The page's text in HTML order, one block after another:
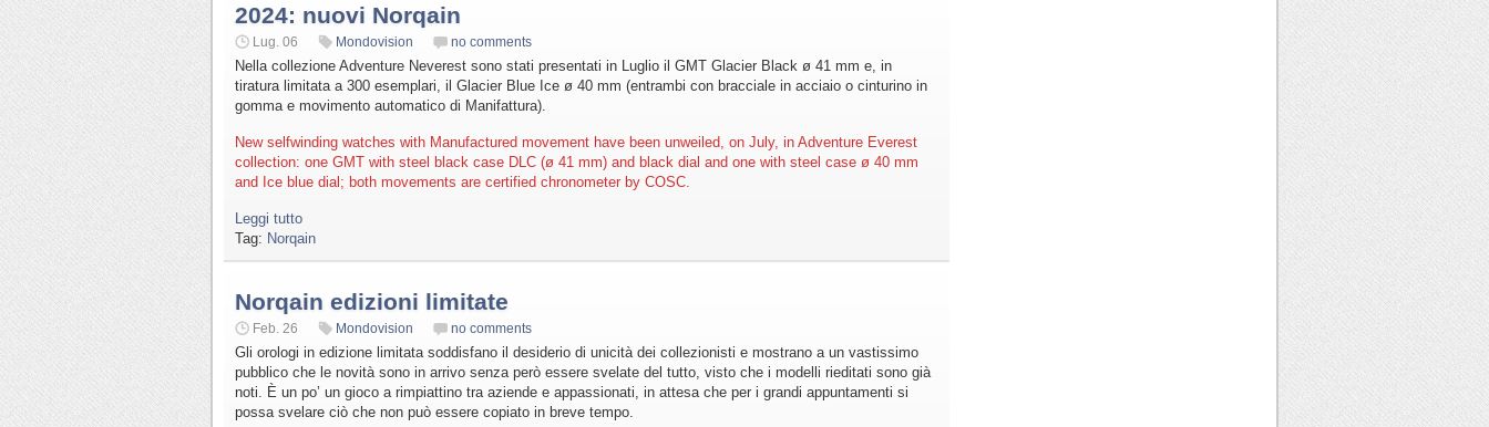
2024: nuovi Norqain
Lug. 06 Mondovision no comments
Nella collezione Adventure Neverest sono stati presentati in Luglio il GMT Glacier Black ø 41 mm e, in
tiratura limitata a 300 esemplari, il Glacier Blue Ice ø 40 mm (entrambi con bracciale in acciaio o cinturino in
gomma e movimento automatico di Manifattura).
New selfwinding watches with Manufactured movement have been unweiled, on July, in Adventure Everest
collection: one GMT with steel black case DLC (ø 41 mm) and black dial and one with steel case ø 40 mm
and Ice blue dial; both movements are certified chronometer by COSC.
Leggi tutto
Tag: Norqain
Norqain edizioni limitate
Feb. 26 Mondovision no comments
Gli orologi in edizione limitata soddisfano il desiderio di unicità dei collezionisti e mostrano a un vastissimo
pubblico che le novità sono in arrivo senza però essere svelate del tutto, visto che i modelli rieditati sono già
noti. È un po’ un gioco a rimpiattino tra aziende e appassionati, in attesa che per i grandi appuntamenti si
possa svelare ciò che non può essere copiato in breve tempo.